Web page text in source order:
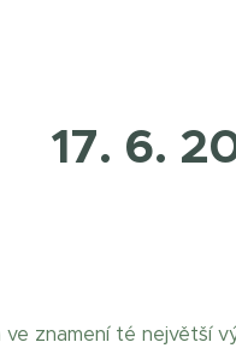
17. 6.
znamení té největší